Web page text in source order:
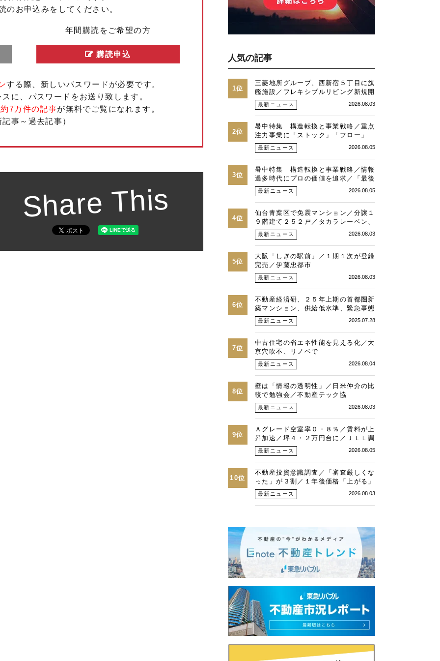
のお申込みをしてください。
年間購読をご希望の方
購読申込
する際、新しいパスワードが必要です。
に、パスワードをお送り致します。
約7万件の記事が無料でご覧になれます。
事～過去記事）
Share This
人気の記事
1位
三菱地所グループ、西新宿５丁目に旗
艦施設／フレキシブルリビング新規開
発物件全４９戸
最新ニュース 2026.08.03
2位
暑中特集 構造転換と事業戦略／重点
注力事業に「ストック」「フロー」
「マネジメント」／跡地開発の可能性
／総合デベトップ10目標に／自社ブ
ランド構築へ体制整備／日本郵政不動
産／池田 明社長に聞く
最新ニュース 2026.08.05
3位
暑中特集 構造転換と事業戦略／情報
過多時代にプロの価値を追求／「最後
は人と人との繋がり」／湾岸・都心エ
リアの潮目を注視／“リパーク”次世代
展開／三井不動産リアルティ／児玉光
博社長に聞く
最新ニュース 2026.08.05
4位
仙台青葉区で免震マンション／分譲１
９階建て２５２戸／タカラレーベン、
積水化学、三菱地所レジ
最新ニュース 2026.08.03
5位
大阪「しぎの駅前」／１期１次が登録
完売／伊藤忠都市
最新ニュース 2026.08.03
6位
不動産経済研、２５年上期の首都圏新
築マンション、供給低水準、緊急事態
時並み、価格最高値、２３区は平均
１・３億円に
最新ニュース 2025.07.28
7位
中古住宅の省エネ性能を見える化／大
京穴吹不、リノベで
最新ニュース 2026.08.04
8位
壁は「情報の透明性」／日米仲介の比
較で勉強会／不動産テック協
最新ニュース 2026.08.03
9位
Ａグレード空室率０・８％／賃料が上
昇加速／坪４・２万円台に／ＪＬＬ調
査、26年第２四半期東京オフィス
最新ニュース 2026.08.05
10位
不動産投資意識調査／「審査厳しくな
った」が３割／１年後価格「上がる」
最多だが「判断に影響ない」は４６％
／野村不ソリュ
最新ニュース 2026.08.03